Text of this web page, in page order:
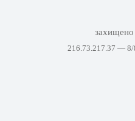
захищено
216.73.217.37 — 8/